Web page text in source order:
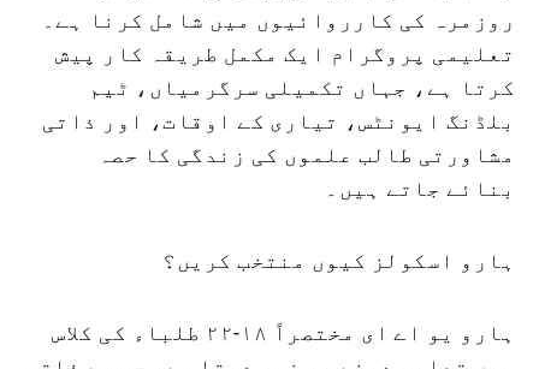
روزمرہ کی کارروائیوں میں شامل کرنا ہے۔
تعلیمی پروگرام ایک مکمل طریقہ کار پیش
کرتا ہے، جہاں تکمیلی سرگرمیاں، ٹیم
بلڈنگ ایونٹس، تیاری کے اوقات، اور ذاتی
مشاورتی طالب علموں کی زندگی کا حصہ
بنائے جاتے ہیں۔
ہارو اسکولز کیوں منتخب کریں؟
ہارو یو اے ای مختصراً ١٨-٢٢ طلباء کی کلاس